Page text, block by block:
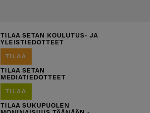
TILAA SETAN KOULUTUS- JA
YLEISTIEDOTTEET
TILAA
TILAA SETAN
MEDIATIEDOTTEET
TILAA
TILAA SUKUPUOLEN